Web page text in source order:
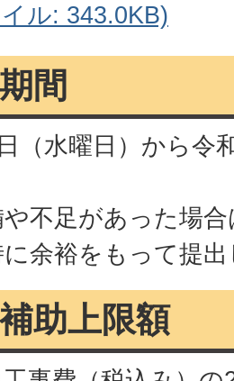
ル: 343.0KB)
間
（水曜日）から令
や不足があった場
に余裕をもって提
助上限額